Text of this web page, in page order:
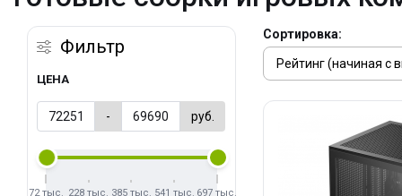
Фильтр
ЦЕНА
- руб.
72 тыс. 228 тыс. 385 тыс. 541 тыс. 697 тыс.
Сортировка: